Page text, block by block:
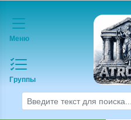
Меню
Группы